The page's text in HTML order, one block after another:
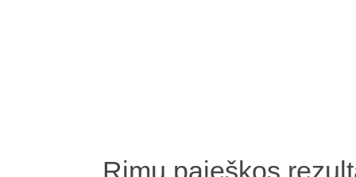
Rimų paieškos